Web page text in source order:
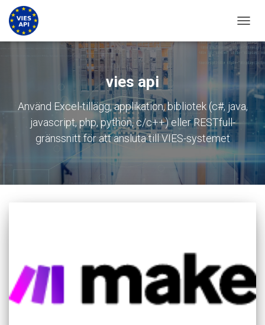
vies api
Använd Excel-tillägg, applikation, bibliotek (c#, java,
javascript, php, python, c/c++) eller RESTfull-
gränssnitt för att ansluta till VIES-systemet